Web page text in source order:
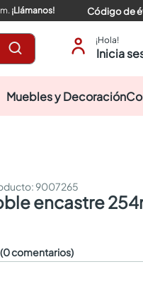
¡Llámanos! Código de
¡Hola!
Inicia
Muebles y Decoración
:9007265
encastre
(0 comentarios)